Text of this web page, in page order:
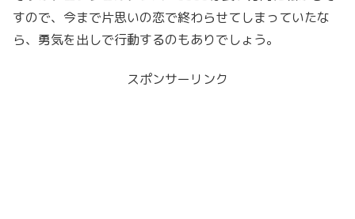
すので、今まで片思いの恋で終わらせてしまっていたな
ら、勇気を出しで行動するのもありでしょう。
スポンサーリンク